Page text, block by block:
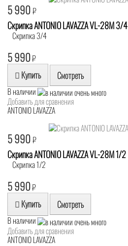
5 990₽
Скрипка ANTONIO LAVAZZA VL-28M 3/4
Скрипка 3/4
5 990₽
Купить Смотреть
В наличии
Добавить для сравнения
ANTONIO LAVAZZA
5 990₽
Скрипка ANTONIO LAVAZZA VL-28M 1/2
Скрипка 1/2
5 990₽
Купить Смотреть
В наличии
Добавить для сравнения
ANTONIO LAVAZZA